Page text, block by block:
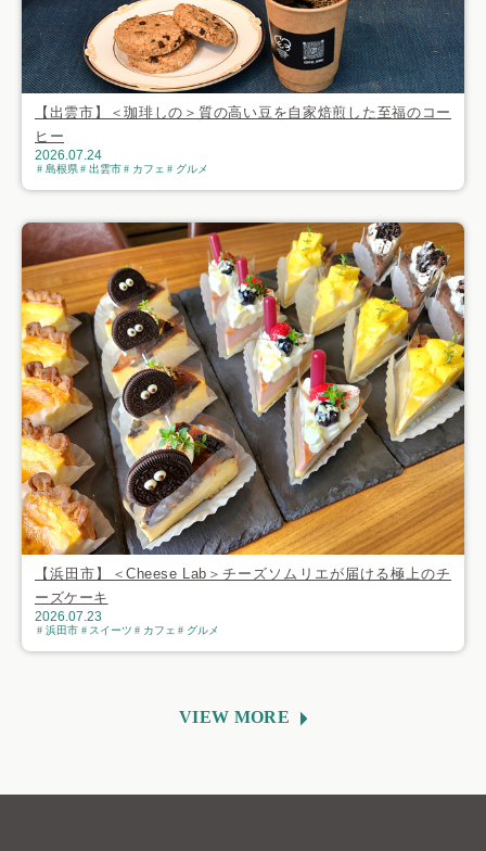
【出雲市】＜珈琲しの＞質の高い豆を自家焙煎した至福のコー
ヒー
2026.07.24
島根県 出雲市 カフェ グルメ
【浜田市】＜Cheese Lab＞チーズソムリエが届ける極上のチ
ーズケーキ
2026.07.23
浜田市 スイーツ カフェ グルメ
VIEW MORE